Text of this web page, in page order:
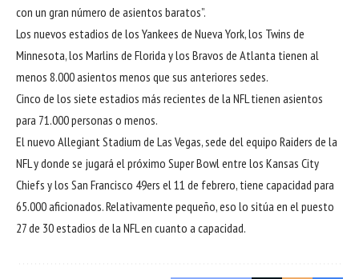
con un gran número de asientos baratos”.
Los nuevos estadios de los Yankees de Nueva York, los Twins de
Minnesota, los Marlins de Florida y los Bravos de Atlanta tienen al
menos 8.000 asientos menos que sus anteriores sedes.
Cinco de los siete estadios más recientes de la NFL tienen asientos
para 71.000 personas o menos.
El nuevo Allegiant Stadium de Las Vegas, sede del equipo Raiders de la
NFL y donde se jugará el próximo Super Bowl entre los Kansas City
Chiefs y los San Francisco 49ers el 11 de febrero, tiene capacidad para
65.000 aficionados. Relativamente pequeño, eso lo sitúa en el puesto
27 de 30 estadios de la NFL en cuanto a capacidad.